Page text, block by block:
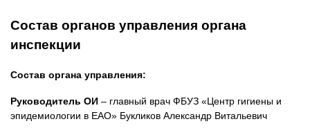
Состав органов управления органа
инспекции
Состав органа управления:
Руководитель ОИ – главный врач ФБУЗ «Центр гигиены и
эпидемиологии в ЕАО» Букликов Александр Витальевич